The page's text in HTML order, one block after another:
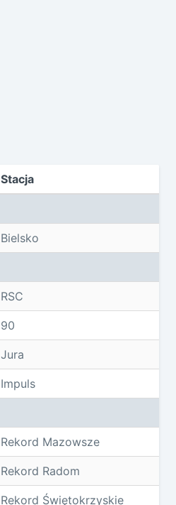
Stacja
Bielsko
RSC
90
Jura
Impuls
Rekord Mazowsze
Rekord Radom
Rekord Świętokrzyskie